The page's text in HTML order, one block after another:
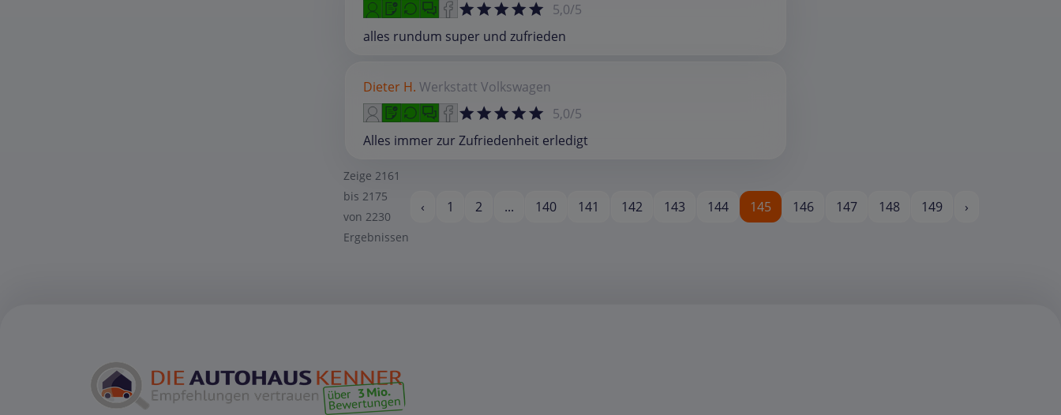
5,0/5
alles rundum super und zufrieden
Dieter H. Werkstatt Volkswagen
5,0/5
Alles immer zur Zufriedenheit erledigt
Zeige 2161
bis 2175
von 2230
Ergebnissen
‹ 1 2 ... 140 141 142 143 144 145 146 147 148 149 ›